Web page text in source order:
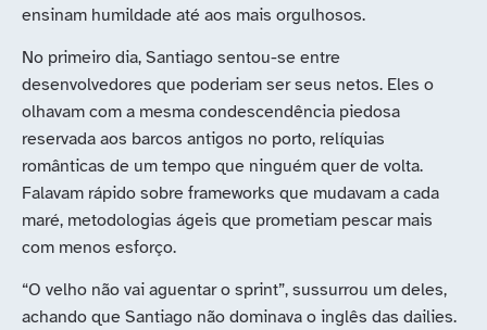
ensinam humildade até aos mais orgulhosos.
No primeiro dia, Santiago sentou-se entre
desenvolvedores que poderiam ser seus netos. Eles o
olhavam com a mesma condescendência piedosa
reservada aos barcos antigos no porto, relíquias
românticas de um tempo que ninguém quer de volta.
Falavam rápido sobre frameworks que mudavam a cada
maré, metodologias ágeis que prometiam pescar mais
com menos esforço.
“O velho não vai aguentar o sprint”, sussurrou um deles,
achando que Santiago não dominava o inglês das dailies.